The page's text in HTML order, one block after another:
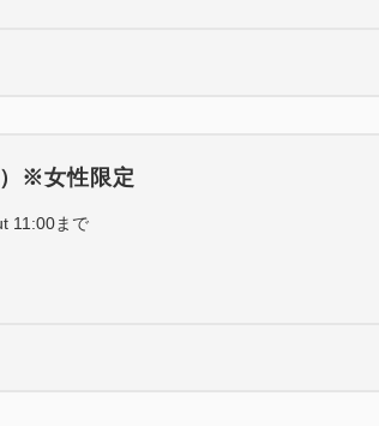
）※女性限定
11:00まで